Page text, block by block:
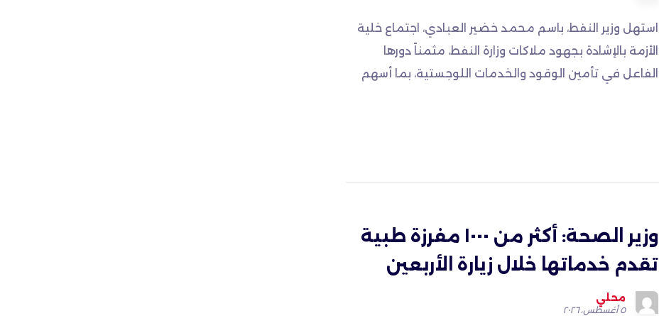
استهل وزير النفط، باسم محمد خضير العبادي، اجتماع خلية
الأزمة بالإشادة بجهود ملاكات وزارة النفط، مثمناً دورها
الفاعل في تأمين الوقود والخدمات اللوجستية، بما أسهم
وزير الصحة: أكثر من ١٠٠٠ مفرزة طبية
تقدم خدماتها خلال زيارة الأربعين
محلي
٥ أغسطس، ٢٠٢٦